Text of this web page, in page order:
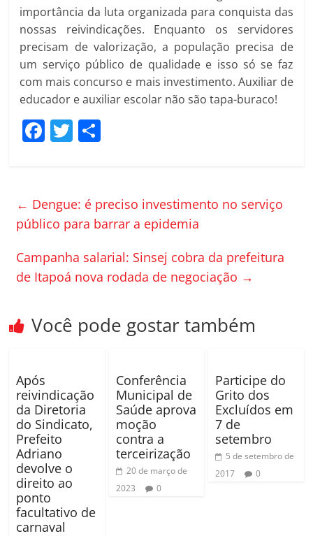
importância da luta organizada para conquista das
nossas reivindicações. Enquanto os servidores
precisam de valorização, a população precisa de
um serviço público de qualidade e isso só se faz
com mais concurso e mais investimento. Auxiliar de
educador e auxiliar escolar não são tapa-buraco!
F
e
b
o
k
T
er p
ar
h
ar
← Dengue: é preciso investimento no serviço
público para barrar a epidemia
Campanha salarial: Sinsej cobra da prefeitura
de Itapoá nova rodada de negociação →
Você pode gostar também
Após
reivindicação
da Diretoria
do Sindicato,
Prefeito
Adriano
devolve o
direito ao
ponto
facultativo de
carnaval
Conferência
Municipal de
Saúde aprova
moção
contra a
terceirização
20 de março de
2023
0
Participe do
Grito dos
Excluídos em
7 de
setembro
5 de setembro de
2017
0